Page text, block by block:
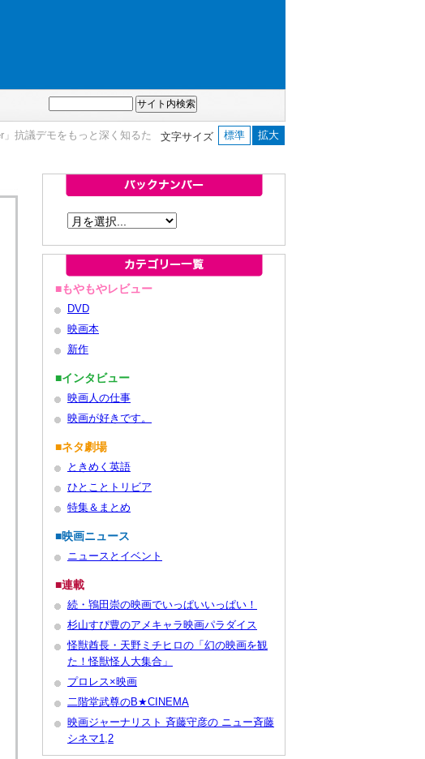
文字サイズ 標準 拡大
抗議デモをもっと深く知るた
■もやもやレビュー
DVD
映画本
新作
■インタビュー
映画人の仕事
映画が好きです。
■ネタ劇場
ときめく英語
ひとことトリビア
特集＆まとめ
■映画ニュース
ニュースとイベント
■連載
続・鴇田崇の映画でいっぱいいっぱい！
杉山すぴ豊のアメキャラ映画パラダイス
怪獣酋長・天野ミチヒロの「幻の映画を観
た！怪獣怪人大集合」
プロレス×映画
二階堂武尊のB★CINEMA
映画ジャーナリスト 斉藤守彦の ニュー斉藤
シネマ1,2